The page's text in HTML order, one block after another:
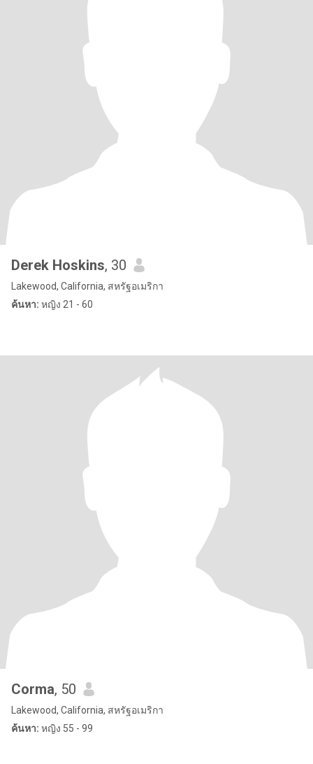
Derek Hoskins, 30
Lakewood, California, สหรัฐอเมริกา
ค้นหา: หญิง 21 - 60
Corma, 50
Lakewood, California, สหรัฐอเมริกา
ค้นหา: หญิง 55 - 99